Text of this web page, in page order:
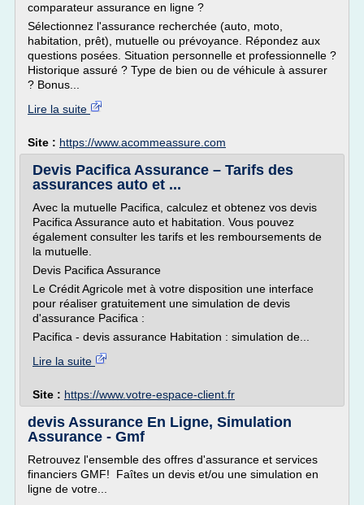
comparateur assurance en ligne ?
Sélectionnez l'assurance recherchée (auto, moto,
habitation, prêt), mutuelle ou prévoyance. Répondez aux
questions posées. Situation personnelle et professionnelle ?
Historique assuré ? Type de bien ou de véhicule à assurer
? Bonus...
Lire la suite
Site : https://www.acommeassure.com
Devis Pacifica Assurance – Tarifs des
assurances auto et ...
Avec la mutuelle Pacifica, calculez et obtenez vos devis
Pacifica Assurance auto et habitation. Vous pouvez
également consulter les tarifs et les remboursements de
la mutuelle.
Devis Pacifica Assurance
Le Crédit Agricole met à votre disposition une interface
pour réaliser gratuitement une simulation de devis
d'assurance Pacifica :
Pacifica - devis assurance Habitation : simulation de...
Lire la suite
Site : https://www.votre-espace-client.fr
devis Assurance En Ligne, Simulation
Assurance - Gmf
Retrouvez l'ensemble des offres d'assurance et services
financiers GMF! Faîtes un devis et/ou une simulation en
ligne de votre...